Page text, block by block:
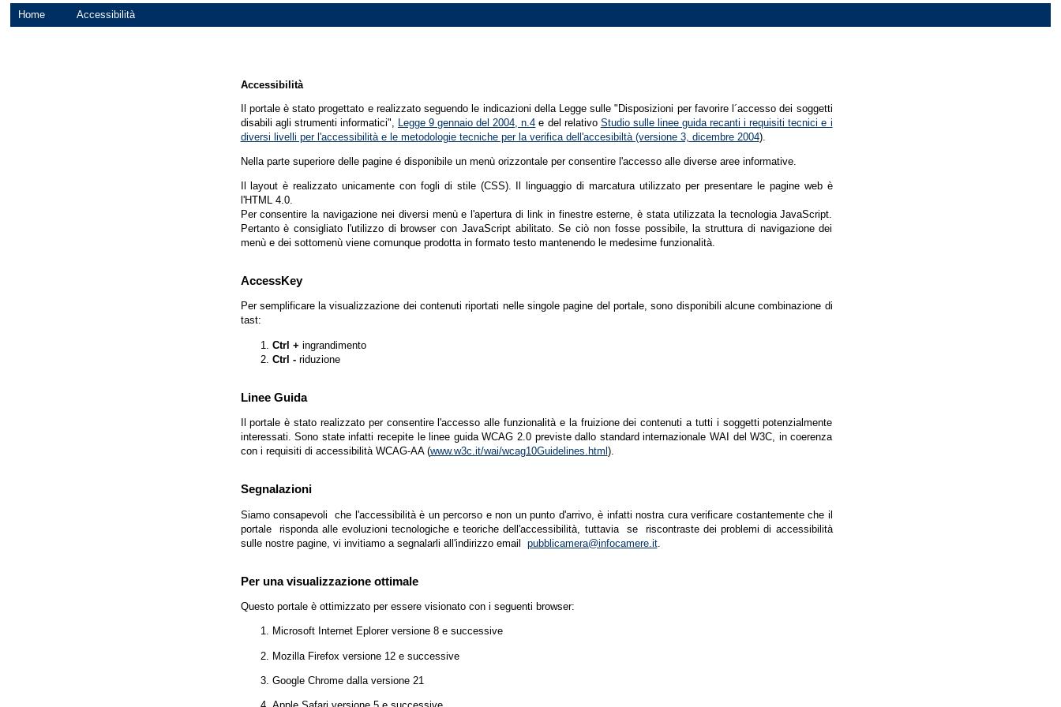
Home Accessibilità
Accessibilità
Il portale è stato progettato e realizzato seguendo le indicazioni della Legge sulle "Disposizioni per favorire l´accesso dei soggetti
disabili agli strumenti informatici", Legge 9 gennaio del 2004, n.4 e del relativo Studio sulle linee guida recanti i requisiti tecnici e i
diversi livelli per l'accessibilità e le metodologie tecniche per la verifica dell'accesibiltà (versione 3, dicembre 2004).
Nella parte superiore delle pagine é disponibile un menù orizzontale per consentire l'accesso alle diverse aree informative.
Il layout è realizzato unicamente con fogli di stile (CSS). Il linguaggio di marcatura utilizzato per presentare le pagine web è
l'HTML 4.0.
Per consentire la navigazione nei diversi menù e l'apertura di link in finestre esterne, è stata utilizzata la tecnologia JavaScript.
Pertanto è consigliato l'utilizzo di browser con JavaScript abilitato. Se ciò non fosse possibile, la struttura di navigazione dei
menù e dei sottomenù viene comunque prodotta in formato testo mantenendo le medesime funzionalità.
AccessKey
Per semplificare la visualizzazione dei contenuti riportati nelle singole pagine del portale, sono disponibili alcune combinazione di
tast:
Ctrl + ingrandimento
Ctrl -riduzione
Linee Guida
Il portale è stato realizzato per consentire l'accesso alle funzionalità e la fruizione dei contenuti a tutti i soggetti potenzialmente
interessati. Sono state infatti recepite le linee guida WCAG 2.0 previste dallo standard internazionale WAI del W3C, in coerenza
con i requisiti di accessibilità WCAG-AA (www.w3c.it/wai/wcag10Guidelines.html ).
Segnalazioni
Siamo consapevoli che l'accessibilità è un percorso e non un punto d'arrivo, è infatti nostra cura verificare costantemente che il
portale risponda alle evoluzioni tecnologiche e teoriche dell'accessibilità, tuttavia se riscontraste dei problemi di accessibilità
sulle nostre pagine, vi invitiamo a segnalarli all'indirizzo email pubblicamera@infocamere.it.
Per una visualizzazione ottimale
Questo portale è ottimizzato per essere visionato con i seguenti browser:
Microsoft Internet Eplorer versione 8 e successive
Mozilla Firefox versione 12 e successive
Google Chrome dalla versione 21